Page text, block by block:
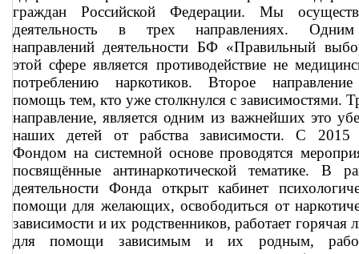
граждан Российской Федерации. Мы
деятельность в трех направлениях.
направлений деятельности БФ «Правильный
этой сфере является противодействие не
потреблению наркотиков. Второе
помощь тем, кто уже столкнулся с зависимостями.
направление, является одним из важнейших это
наших детей от рабства зависимости. С 2015
Фондом на системной основе проводятся
посвящённые антинаркотической тематике. В
деятельности Фонда открыт кабинет
помощи для желающих, освободиться от
зависимости и их родственников, работает горячая
для помощи зависимым и их родным,